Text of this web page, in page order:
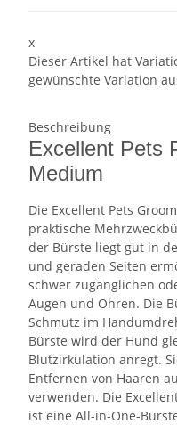
x
Dieser Artikel hat
gewünschte Variation
Beschreibung
Excellent Pets
Medium
Die Excellent Pets
praktische
der Bürste liegt gut in
und geraden Seiten
schwer zugänglichen
Augen und Ohren. Die
Schmutz im
Bürste wird der Hund
Blutzirkulation anregt.
Entfernen von Haaren
verwenden. Die
ist eine All-in-One-